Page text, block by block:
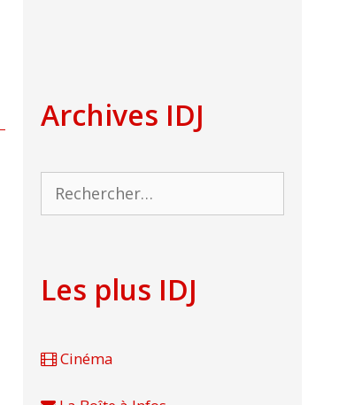
Archives IDJ
Rechercher :
Les plus IDJ
Cinéma